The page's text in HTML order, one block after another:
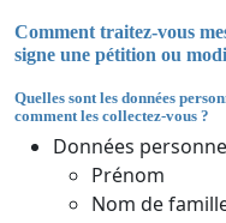
Comment traitez-vous
signe une pétition ou
Quelles sont les données
comment les collectez-vous ?
Données
Prénom
Nom de